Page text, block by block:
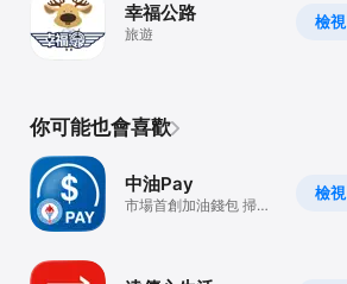
檢視
幸福公路
旅遊
你可能也會喜歡
檢視
中油Pay
市場首創加油錢包 掃碼